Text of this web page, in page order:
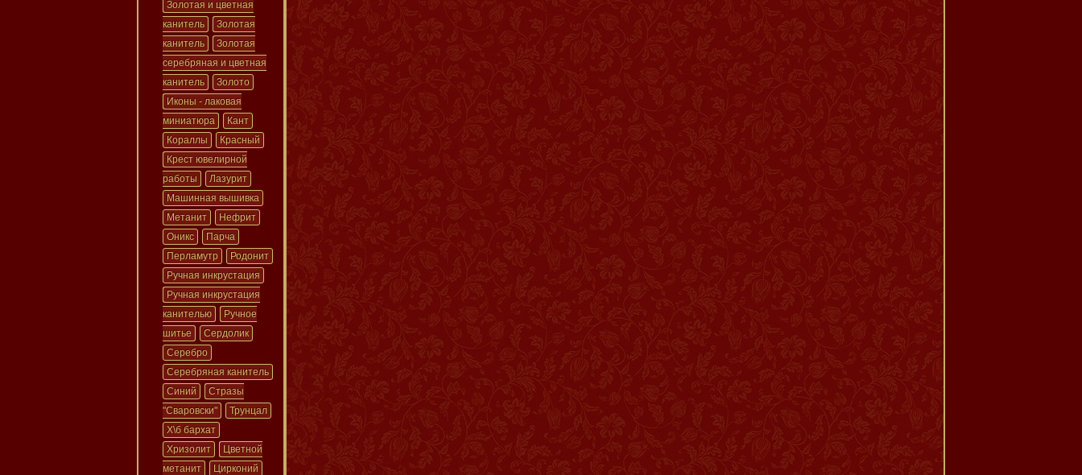
Золотая и цветная
канитель
Золотая
канитель
Золотая
серебряная и цветная
канитель
Золото
Иконы - лаковая
миниатюра
Кант
Кораллы
Красный
Крест ювелирной
работы
Лазурит
Машинная вышивка
Метанит
Нефрит
Оникс
Парча
Перламутр
Родонит
Ручная инкрустация
Ручная инкрустация
канителью
Ручное
шитье
Сердолик
Серебро
Серебряная канитель
Синий
Стразы
"Сваровски"
Трунцал
Х\б бархат
Хризолит
Цветной
метанит
Цирконий